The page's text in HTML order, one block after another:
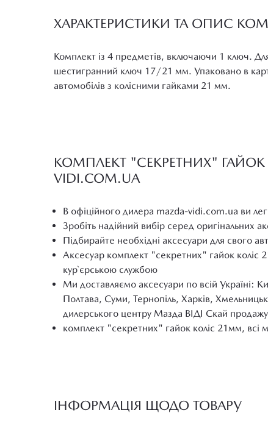
ХАРАКТЕРИСТИКИ ТА ОПИС
Комплект із 4 предметів, включаючи 1 ключ.
шестигранний ключ 17/21 мм. Упаковано в
автомобілів з колісними гайками 21 мм.
КОМПЛЕКТ "СЕКРЕТНИХ" ГАЙОК
VIDI.COM.UA
В офіційного дилера mazda-vidi.com.ua ви
Зробіть надійний вибір серед оригінальних
Підбирайте необхідні аксесуари для свого
Аксесуар комплект "секретних" гайок коліс
кур`єрською службою
Ми доставляємо аксесуари по всій Україні:
Полтава, Суми, Тернопіль, Харків,
дилерського центру Мазда ВІДІ Скай
комплект "секретних" гайок коліс 21мм, всі
ІНФОРМАЦІЯ ЩОДО ТОВАРУ